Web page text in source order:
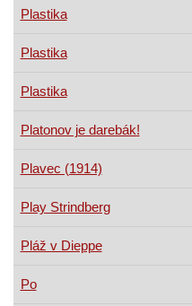
Plastika
Plastika
Plastika
Platonov je darebák!
Plavec (1914)
Play Strindberg
Pláž v Dieppe
Po